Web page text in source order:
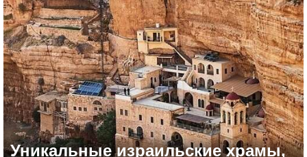
+6
Уникальные израильские храмы,